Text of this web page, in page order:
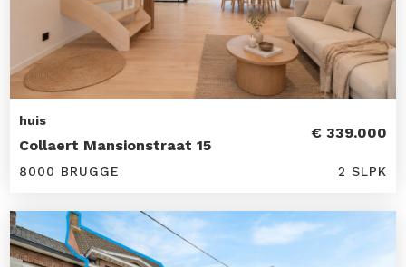
huis
Collaert Mansionstraat 15
€ 339.000
8000 BRUGGE 2 SLPK